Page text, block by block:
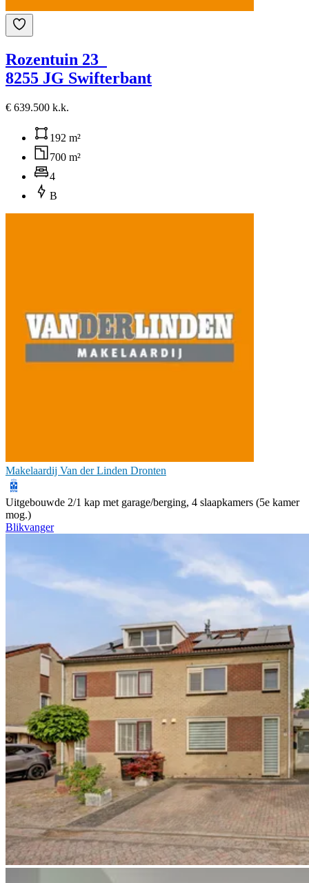
Rozentuin 23
8255 JG Swifterbant
€ 639.500 k.k.
192 m²
700 m²
4
B
Makelaardij Van der Linden Dronten
Uitgebouwde 2/1 kap met garage/berging, 4 slaapkamers (5e kamer
mog.)
Blikvanger